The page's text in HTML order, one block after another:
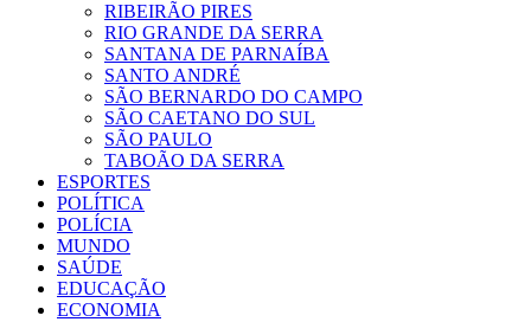
RIBEIRÃO PIRES
RIO GRANDE DA SERRA
SANTANA DE PARNAÍBA
SANTO ANDRÉ
SÃO BERNARDO DO CAMPO
SÃO CAETANO DO SUL
SÃO PAULO
TABOÃO DA SERRA
ESPORTES
POLÍTICA
POLÍCIA
MUNDO
SAÚDE
EDUCAÇÃO
ECONOMIA